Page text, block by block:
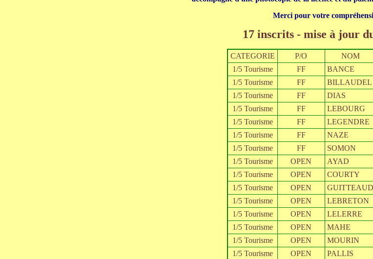
Merci pour votre
17 inscrits - mise à jour
CATEGORIE P/O NOM
1/5 Tourisme
FF BANCE
1/5 Tourisme
FF BILLAUDEL
1/5 Tourisme
FF DIAS
1/5 Tourisme
FF LEBOURG
1/5 Tourisme
FF LEGENDRE
1/5 Tourisme
FF NAZE
1/5 Tourisme
FF SOMON
1/5 Tourisme
OPEN AYAD
1/5 Tourisme
OPEN COURTY
1/5 Tourisme
OPEN GUITTEAUD
1/5 Tourisme
OPEN LEBRETON
1/5 Tourisme
OPEN LELERRE
1/5 Tourisme
OPEN MAHE
1/5 Tourisme
OPEN MOURIN
1/5 Tourisme
OPEN PALLIS